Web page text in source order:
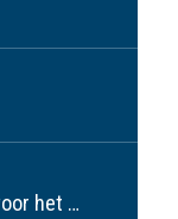
Weekend!